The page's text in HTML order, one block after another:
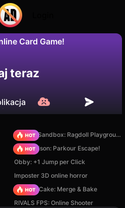
Card Game!
Nie
teraz
Sprunki Sandbox: Ragdoll Playground Mode
Barry Prison: Parkour Escape!
Obby: +1 Jump per Click
Imposter 3D online horror
Piece of Cake: Merge & Bake
RIVALS FPS: Online Shooter